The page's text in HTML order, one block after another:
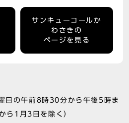
サンキューコールか
わさきの
ページを見る
日の午前8時30分から午後5時ま
ら1月3日を除く）